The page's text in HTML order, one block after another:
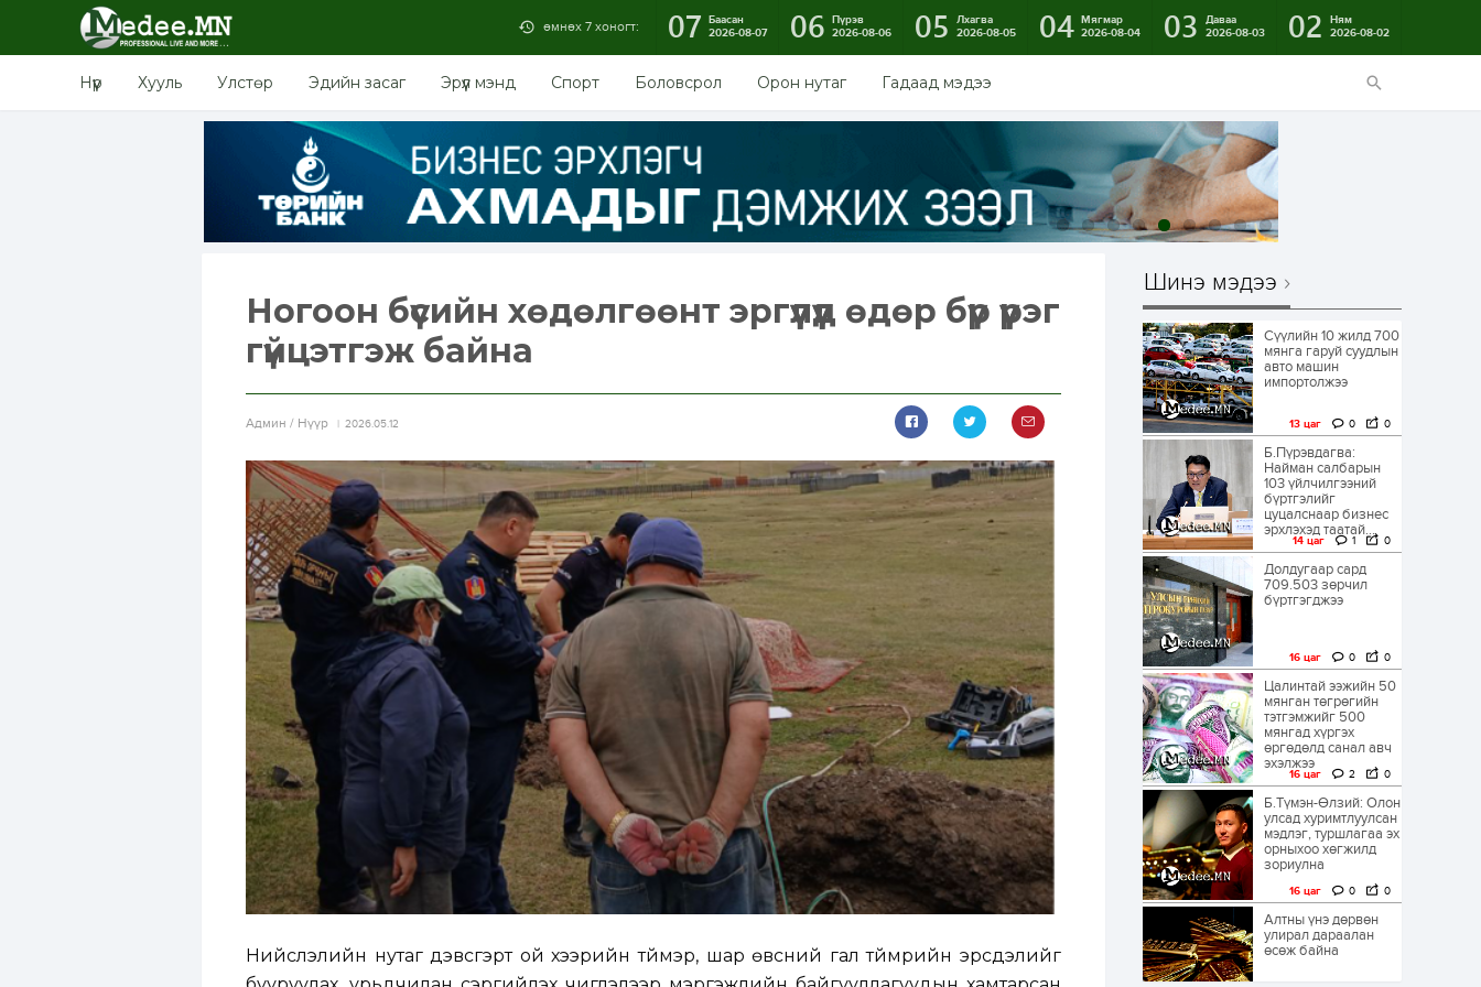
өмнөх 7 хоногт: 07 Баасан
2026-08-07
06 Пүрэв
2026-08-06
05
Лхагва
2026-08-05
04 Мягмар
2026-08-04
03
Даваа
2026-08-03
02
Ням
2026-08-02
Нүүр Хууль Улстөр Эдийн засаг Эрүүл мэнд Спорт Боловсрол Орон нутаг Гадаад мэдээ
Ногоон бүсийн хөдөлгөөнт эргүүлүүд өдөр бүр үүрэг
гүйцэтгэж байна
Aдмин / Нүүр 2026.05.12
Нийслэлийн нутаг дэвсгэрт ой хээрийн түймэр, шар өвсний гал түймрийн эрсдэлийг
Шинэ мэдээ
Сүүлийн 10 жилд 700
мянга гаруй суудлын
авто машин
импортолжээ
13 цаг 0 0
Б.Пүрэвдагва:
Найман салбарын
103 үйлчилгээний
бүртгэлийг
цуцалснаар бизнес
эрхлэхэд таатай...
14 цаг 1 0
Долдугаар сард
709.503 зөрчил
бүртгэгджээ
16 цаг 0 0
Цалинтай ээжийн 50
мянган төгрөгийн
тэтгэмжийг 500
мянгад хүргэх
өргөдөлд санал авч
эхэлжээ
16 цаг 2 0
Б.Түмэн-Өлзий: Олон
улсад хуримтлуулсан
мэдлэг, туршлагаа эх
орныхоо хөгжилд
зориулна
16 цаг 0 0
Алтны үнэ дөрвөн
улирал дараалан
өсөж байна